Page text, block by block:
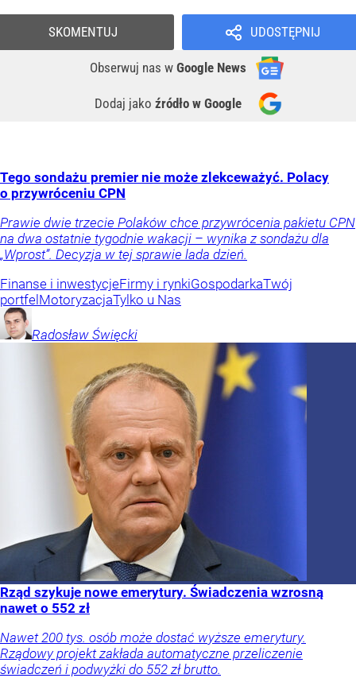
UDOSTĘPNIJ
Obserwuj nas w Google News
Dodaj jako źródło w Google
SKOMENTUJ
Tego sondażu premier nie może zlekceważyć. Polacy
o przywróceniu CPN
Prawie dwie trzecie Polaków chce przywrócenia pakietu CPN
na dwa ostatnie tygodnie wakacji – wynika z sondażu dla
„Wprost”. Decyzja w tej sprawie lada dzień.
Finanse i inwestycjeFirmy i rynkiGospodarkaTwój
portfel MotoryzacjaTylko u Nas
Radosław Święcki
Rząd szykuje nowe emerytury. Świadczenia wzrosną
nawet o 552 zł
Nawet 200 tys. osób może dostać wyższe emerytury.
Rządowy projekt zakłada automatyczne przeliczenie
świadczeń i podwyżki do 552 zł brutto.